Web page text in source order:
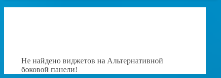
Не найдено виджетов на Альтернативной
боковой панели!